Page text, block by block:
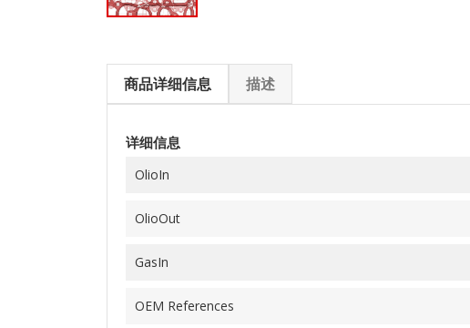
商品详细信息 描述
详细信息
OlioIn
OlioOut
GasIn
OEM References